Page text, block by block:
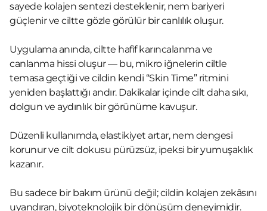
sayede kolajen sentezi desteklenir, nem bariyeri
güçlenir ve ciltte gözle görülür bir canlılık oluşur.
Uygulama anında, ciltte hafif karıncalanma ve
canlanma hissi oluşur — bu, mikro iğnelerin ciltle
temasa geçtiği ve cildin kendi “Skin Time” ritmini
yeniden başlattığı andır. Dakikalar içinde cilt daha sıkı,
dolgun ve aydınlık bir görünüme kavuşur.
Düzenli kullanımda, elastikiyet artar, nem dengesi
korunur ve cilt dokusu pürüzsüz, ipeksi bir yumuşaklık
kazanır.
Bu sadece bir bakım ürünü değil; cildin kolajen zekâsını
uyandıran, biyoteknolojik bir dönüşüm deneyimidir.